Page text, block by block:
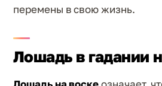
перемены в свою жизнь.
Лошадь в гадании